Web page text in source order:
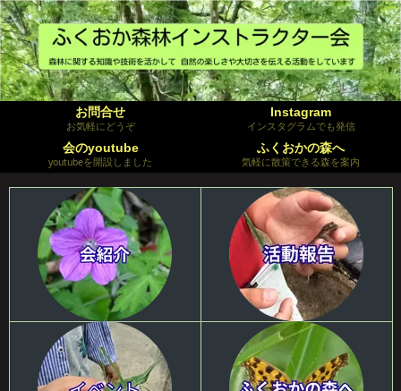
お問合せ
お気軽にどうぞ
Instagram
インスタグラムでも発信
会のyoutube
youtubeを開設しました
ふくおかの森へ
気軽に散策できる森を案内